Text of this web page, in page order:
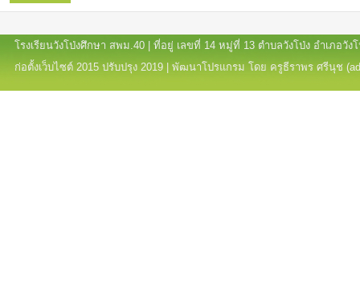
รงเรียนวังโป่งศึกษา สพม.40 | ที่อยู่ เลขที่ 14 หมู่ที่ 13 ตำบลวังโป่ง อำเภอวังโ
อตั้งเว็บไซต์ 2015 ปรับปรุง 2019 | พัฒนาโปรแกรม โดย ครูธีราพร ศรีนุช